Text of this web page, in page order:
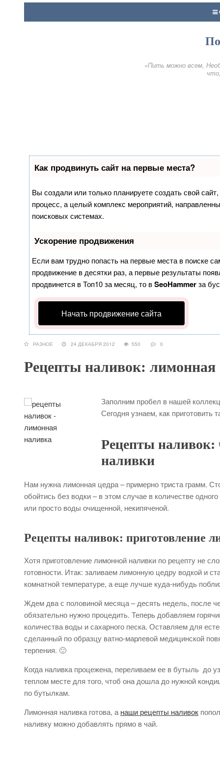
«Пить можно всем,
Как продвинуть сайт на первые места?
Вы создали или только планируете создать свой
процесс, а целый комплекс мероприятий,
поисковых системах.
Ускорение продвижения
Если вам трудно попасть на первые места в поиске
продвижение в десятки раз, а первые результаты
продвинется в Топ10 за месяц, то вSeoHammerза
Начать продвижение сайта
РАЗНОЕ 24 ДЕКАБРЯ 2012 550 0
Рецепты наливок: лимонная
Заполним пробел в нашей
Сегодня узнаем, как приготовить
Рецепты
наливки
Нам нужна лимонная цедра – примерно триста грамм.
обойтись без водки – в этом случае в количестве
или просто воды очищенной, некипяченой.
Рецепты наливок: приготовление
Хотя приготовление лимонной наливки по рецепту не
готовности. Итак: заливаем лимонную цедру водкой и
комнатной температуре, а еще лучше куда-нибудь
Ждем два с половиной месяца – десять недель, после
обязательно нужно процедить. Теперь добавляем
количества воды и сахарного песка. Оставляем для
сделанный по образцу ватно-марлевой медицинской
терпения. 🙂
Когда наливка процежена, переливаем ее в бутыль до
теплом месте для того, чтоб она дошла до нужной
по бутылкам.
Лимонная наливка готова, а наши рецепты наливок
наливку можно добавлять прямо в чай.